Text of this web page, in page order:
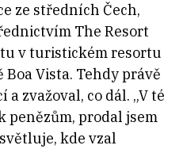
ze středních Čech,
The Resort
v turistickém resortu
Vista. Tehdy právě
zvažoval, co dál. „V té
penězům, prodal jsem
kde vzal